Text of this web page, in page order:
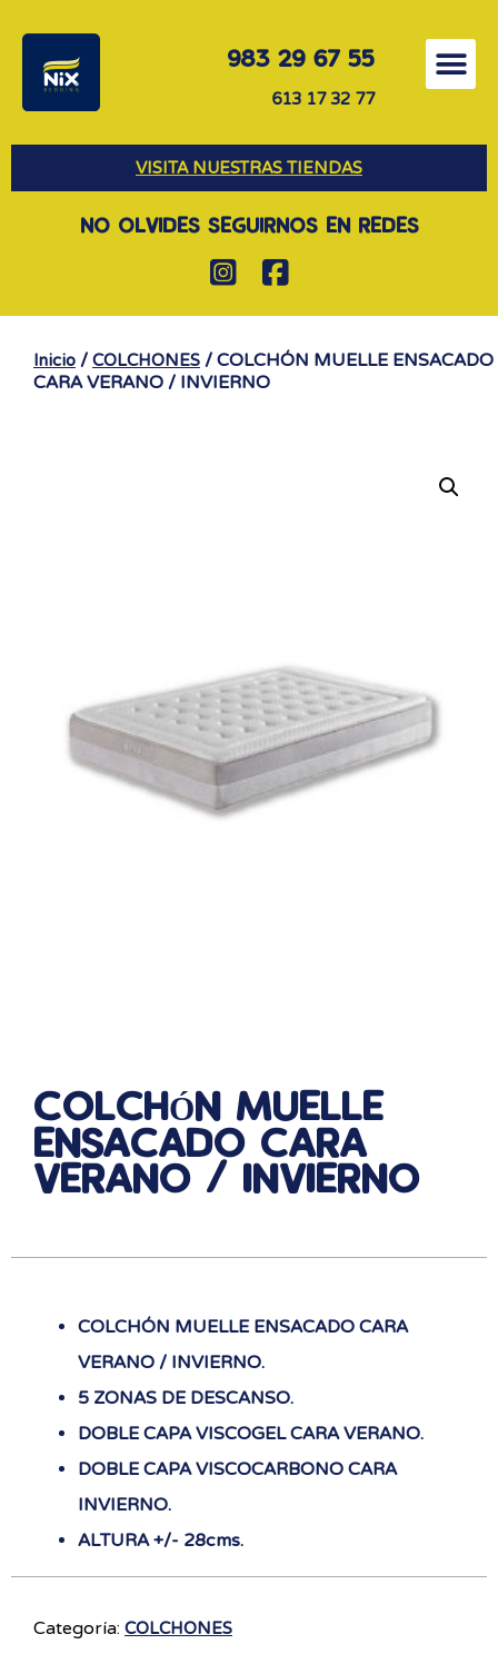
983 29 67 55
613 17 32 77
VISITA NUESTRAS TIENDAS
NO OLVIDES SEGUIRNOS EN REDES
Inicio / COLCHONES / COLCHÓN MUELLE ENSACADO
CARA VERANO / INVIERNO
COLCHÓN MUELLE
ENSACADO CARA
VERANO / INVIERNO
COLCHÓN MUELLE ENSACADO CARA
VERANO / INVIERNO.
5 ZONAS DE DESCANSO.
DOBLE CAPA VISCOGEL CARA VERANO.
DOBLE CAPA VISCOCARBONO CARA
INVIERNO.
ALTURA +/- 28cms.
Categoría: COLCHONES